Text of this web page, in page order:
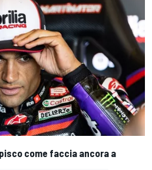
come faccia ancora a